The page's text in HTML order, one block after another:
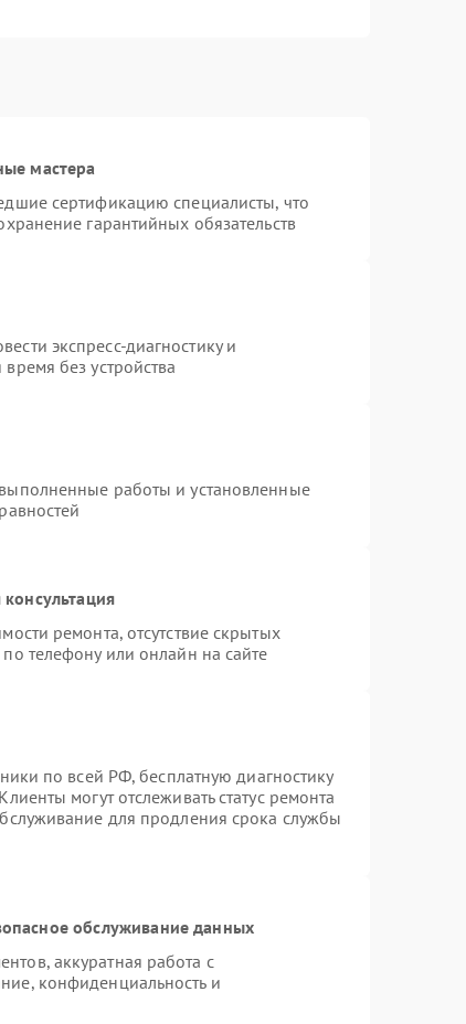
мастера
сертификацию специалисты, что
гарантийных обязательств
экспресс-диагностику и
без устройства
работы и установленные
ремонта, отсутствие скрытых
телефону или онлайн на сайте
по всей РФ, бесплатную диагностику
могут отслеживать статус ремонта
для продления срока службы
обслуживание данных
аккуратная работа с
конфиденциальность и